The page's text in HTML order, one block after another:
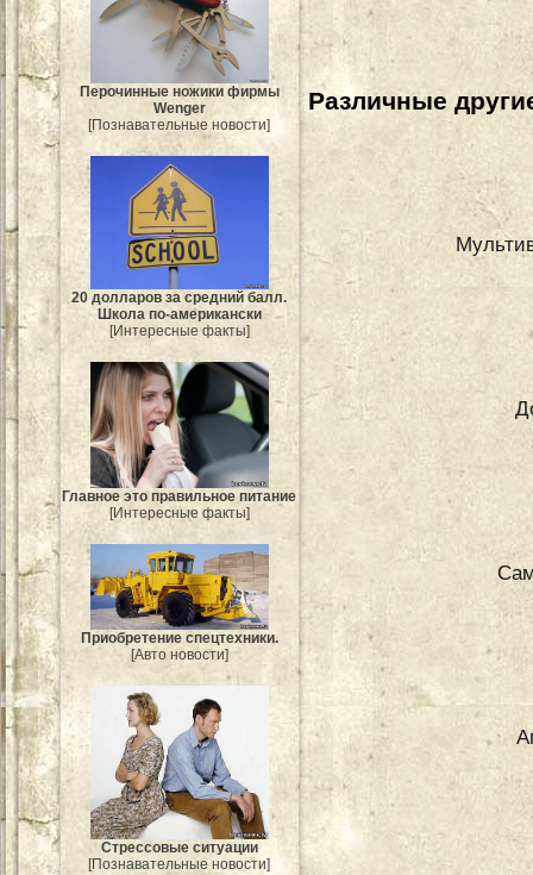
Перочинные ножики фирмы
Wenger
[Познавательные новости]
20 долларов за средний балл.
Школа по-американски
[Интересные факты]
Главное это правильное питание
[Интересные факты]
Приобретение спецтехники.
[Авто новости]
Стрессовые ситуации
[Познавательные новости]
Различные